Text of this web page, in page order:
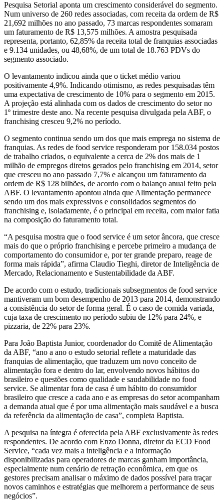
Pesquisa Setorial aponta um crescimento considerável do segmento.
Num universo de 260 redes associadas, com receita da ordem de R$
21,692 milhões no ano passado, 73 marcas respondentes somaram
um faturamento de R$ 13,575 milhões. A amostra pesquisada
representa, portanto, 62,85% da receita total de franquias associadas
e 9.134 unidades, ou 48,68%, de um total de 18.763 PDVs do
segmento associado.
O levantamento indicou ainda que o ticket médio variou
positivamente 4,9%. Indicando otimismo, as redes pesquisadas têm
uma expectativa de crescimento de 10% para o segmento em 2015.
A projeção está alinhada com os dados de crescimento do setor no
1º trimestre deste ano. Na recente pesquisa divulgada pela ABF, o
franchising cresceu 9,2% no período.
O segmento continua sendo um dos que mais emprega no sistema de
franquias. As redes de food service responderam por 158.034 postos
de trabalho criados, o equivalente a cerca de 2% dos mais de 1
milhão de empregos diretos gerados pelo franchising em 2014, setor
que cresceu no ano passado 7,7% e alcançou um faturamento da
ordem de R$ 128 bilhões, de acordo com o balanço anual feito pela
ABF. O levantamento apontou ainda que Alimentação permanece
sendo um dos mais expressivos e consolidados segmentos do
franchising e, isoladamente, é o principal em receita, com maior fatia
na composição do faturamento total.
“A pesquisa mostra que o food service é um setor âncora, que cresce
mais do que o próprio franchising e percebe primeiro a mudança de
comportamento do consumidor e, por ter grande preparo, reage de
forma mais rápida”, afirma Claudio Tieghi, diretor de Inteligência de
Mercado, Relacionamento e Sustentabilidade da ABF.
De acordo com o estudo, tradicionais subsegmentos de food service
mantiveram um bom desempenho de 2013 para 2014, demonstrando
a consistência do setor de forma geral. É o caso de comida variada,
cuja taxa de crescimento no período subiu de 12% para 24%, e
pizzaria, de 22% para 23%.
Para João Baptista Junior, coordenador do Comitê de Alimentação
da ABF, “ano a ano o estudo setorial reflete a maturidade das
franquias de alimentação, que traduzem um novo conceito de
alimentação fora e dentro do lar, envolvendo novos hábitos do
brasileiro e questões como qualidade e saudabilidade no food
service. Se alimentar fora de casa é um hábito do consumidor
brasileiro que cresce a cada ano e as empresas do setor acompanham
a demanda atual que é por uma alimentação mais saudável e a busca
da referência da alimentação de casa”, completa Baptista.
A pesquisa na íntegra é oferecida pela ABF exclusivamente às redes
respondentes. De acordo com Enzo Donna, diretor da ECD Food
Service, “cada vez mais a inteligência e a informação
disponibilizadas para operadores de marcas ganham importância,
especialmente num cenário de retração econômica, em que os
gestores precisam analisar o máximo de dados possível para traçar
novos caminhos e estratégias que melhorem a performance de seus
negócios”.